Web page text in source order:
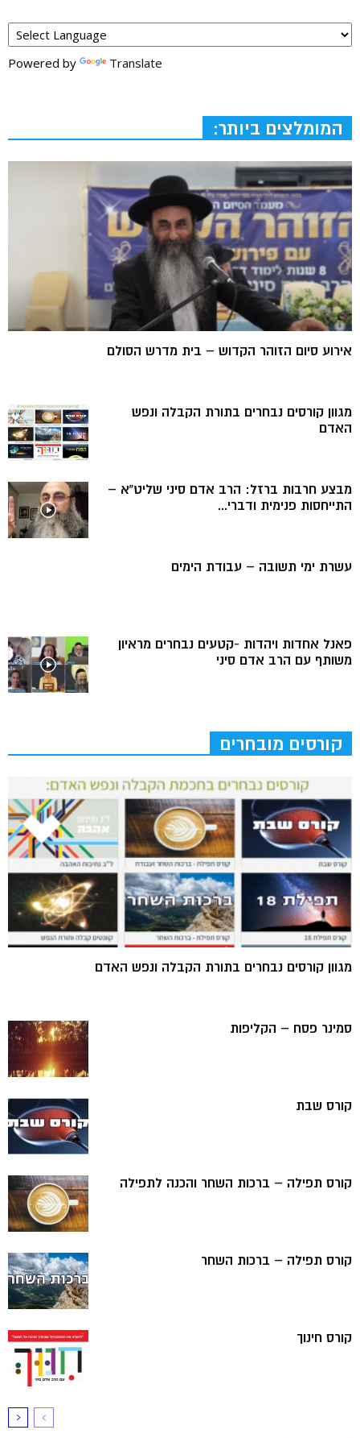
Powered by Translate
המומלצים ביותר:
אירוע סיום הזוהר הקדוש – בית מדרש הסולם
מגוון קורסים נבחרים בתורת הקבלה ונפש
האדם
מבצע חרבות ברזל: הרב אדם סיני שליט”א –
התייחסות פנימית ודברי...
עשרת ימי תשובה – עבודת הימים
פאנל אחדות ויהדות -קטעים נבחרים מראיון
משותף עם הרב אדם סיני
קורסים מובחרים
מגוון קורסים נבחרים בתורת הקבלה ונפש האדם
סמינר פסח – הקליפות
קורס שבת
קורס תפילה – ברכות השחר והכנה לתפילה
קורס תפילה – ברכות השחר
קורס חינוך